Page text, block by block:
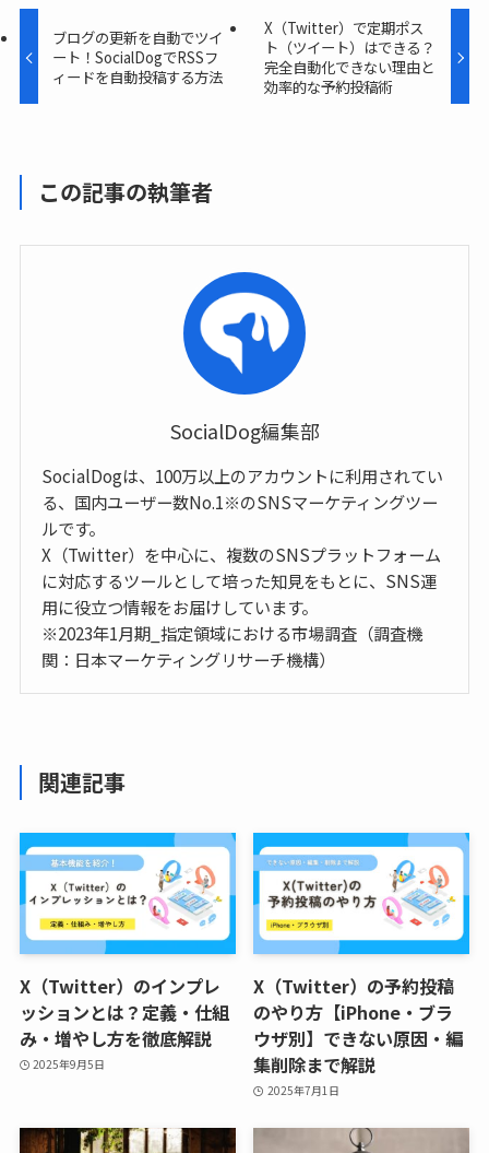
ブログの更新を自動でツイ
ート！SocialDogでRSSフ
ィードを自動投稿する方法
X（Twitter）で定期ポス
ト（ツイート）はできる？
完全自動化できない理由と
効率的な予約投稿術
この記事の執筆者
SocialDog編集部
SocialDogは、100万以上のアカウントに利用されてい
る、国内ユーザー数No.1※のSNSマーケティングツー
ルです。
X（Twitter）を中心に、複数のSNSプラットフォーム
に対応するツールとして培った知見をもとに、SNS運
用に役立つ情報をお届けしています。
※2023年1月期_指定領域における市場調査（調査機
関：日本マーケティングリサーチ機構）
関連記事
X（Twitter）のインプレ
ッションとは？定義・仕組
み・増やし方を徹底解説
2025年9月5日
X（Twitter）の予約投稿
のやり方【iPhone・ブラ
ウザ別】できない原因・編
集削除まで解説
2025年7月1日